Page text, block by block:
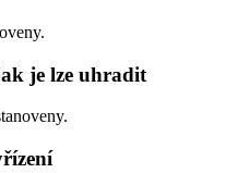
je lze uhradit